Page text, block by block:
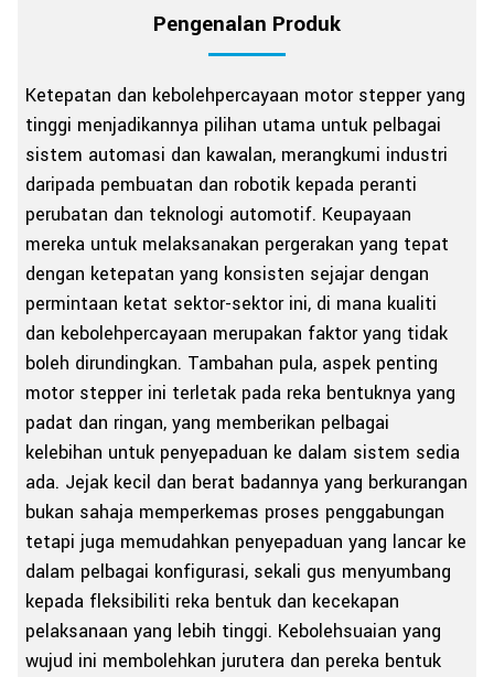
Pengenalan Produk
Ketepatan dan kebolehpercayaan motor stepper yang
tinggi menjadikannya pilihan utama untuk pelbagai
sistem automasi dan kawalan, merangkumi industri
daripada pembuatan dan robotik kepada peranti
perubatan dan teknologi automotif. Keupayaan
mereka untuk melaksanakan pergerakan yang tepat
dengan ketepatan yang konsisten sejajar dengan
permintaan ketat sektor-sektor ini, di mana kualiti
dan kebolehpercayaan merupakan faktor yang tidak
boleh dirundingkan. Tambahan pula, aspek penting
motor stepper ini terletak pada reka bentuknya yang
padat dan ringan, yang memberikan pelbagai
kelebihan untuk penyepaduan ke dalam sistem sedia
ada. Jejak kecil dan berat badannya yang berkurangan
bukan sahaja memperkemas proses penggabungan
tetapi juga memudahkan penyepaduan yang lancar ke
dalam pelbagai konfigurasi, sekali gus menyumbang
kepada fleksibiliti reka bentuk dan kecekapan
pelaksanaan yang lebih tinggi. Kebolehsuaian yang
wujud ini membolehkan jurutera dan pereka bentuk